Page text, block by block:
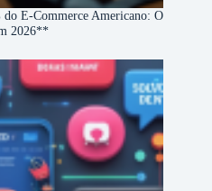
E-Commerce Americano: O
2026**